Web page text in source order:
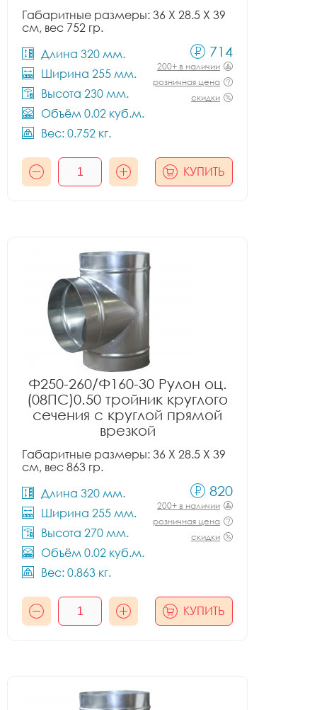
Габаритные размеры: 36 X 28.5 X 39
см, вес 752 гр.
Длина 320 мм.
Ширина 255 мм.
Высота 230 мм.
Объём 0.02 куб.м.
Вес: 0.752 кг.
714
200+ в наличии
розничная цена
скидки
КУПИТЬ
Ф250-260/Ф160-30 Рулон оц.
(08ПС)0.50 тройник круглого
сечения с круглой прямой
врезкой
Габаритные размеры: 36 X 28.5 X 39
см, вес 863 гр.
Длина 320 мм.
Ширина 255 мм.
Высота 270 мм.
Объём 0.02 куб.м.
Вес: 0.863 кг.
820
200+ в наличии
розничная цена
скидки
КУПИТЬ